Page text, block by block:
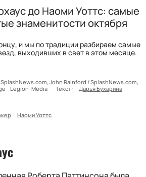
до Наоми Уоттс: самые
знаменитости октября
и мы по традиции разбираем самые
выходивших в свет в этом месяце.
SplashNews.com, John Rainford / SplashNews.com,
- Legion-Media
Текст:
Дарья Бухарина
Наоми Уоттс